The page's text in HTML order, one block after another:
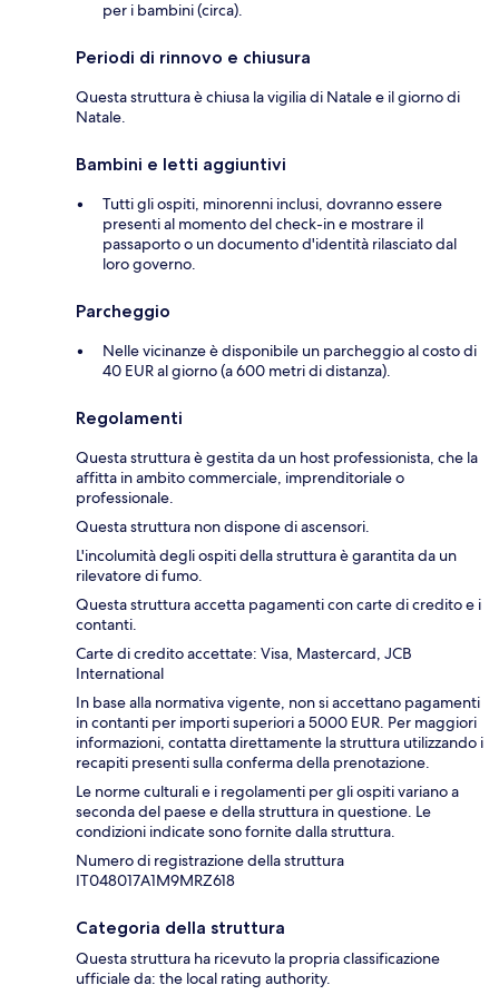
per i bambini (circa).
Periodi di rinnovo e chiusura
Questa struttura è chiusa la vigilia di Natale e il giorno di
Natale.
Bambini e letti aggiuntivi
Tutti gli ospiti, minorenni inclusi, dovranno essere
presenti al momento del check-in e mostrare il
passaporto o un documento d'identità rilasciato dal
loro governo.
Parcheggio
Nelle vicinanze è disponibile un parcheggio al costo di
40 EUR al giorno (a 600 metri di distanza).
Regolamenti
Questa struttura è gestita da un host professionista, che la
affitta in ambito commerciale, imprenditoriale o
professionale.
Questa struttura non dispone di ascensori.
L'incolumità degli ospiti della struttura è garantita da un
rilevatore di fumo.
Questa struttura accetta pagamenti con carte di credito e i
contanti.
Carte di credito accettate: Visa, Mastercard, JCB
International
In base alla normativa vigente, non si accettano pagamenti
in contanti per importi superiori a 5000 EUR. Per maggiori
informazioni, contatta direttamente la struttura utilizzando i
recapiti presenti sulla conferma della prenotazione.
Le norme culturali e i regolamenti per gli ospiti variano a
seconda del paese e della struttura in questione. Le
condizioni indicate sono fornite dalla struttura.
Numero di registrazione della struttura
IT048017A1M9MRZ618
Categoria della struttura
Questa struttura ha ricevuto la propria classificazione
ufficiale da: the local rating authority.